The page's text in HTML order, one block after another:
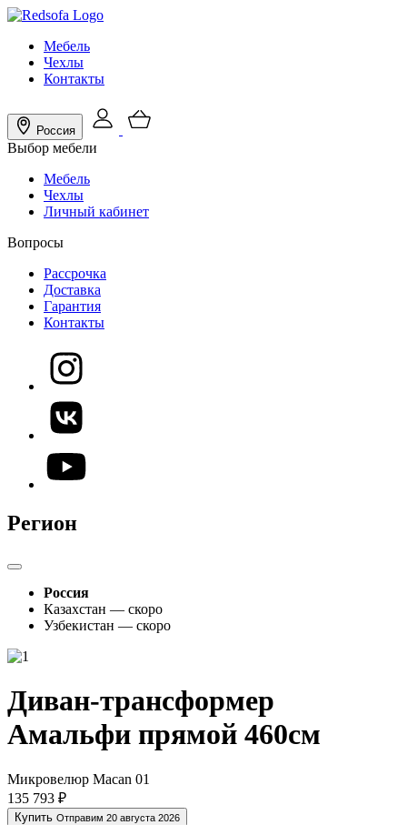
Мебель
Чехлы
Контакты
Россия
Выбор мебели
Мебель
Чехлы
Личный кабинет
Вопросы
Рассрочка
Доставка
Гарантия
Контакты
Регион
Россия
Казахстан — скоро
Узбекистан — скоро
Диван-трансформер
Амальфи прямой 460см
Микровелюр Macan 01
135 793 ₽
Купить Отправим 20 августа 2026